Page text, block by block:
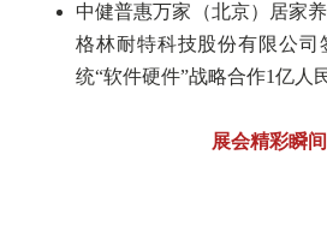
中健普惠万家（北京）居家
格林耐特科技股份有限公司
统“软件硬件”战略合作1亿人
展会精彩瞬间